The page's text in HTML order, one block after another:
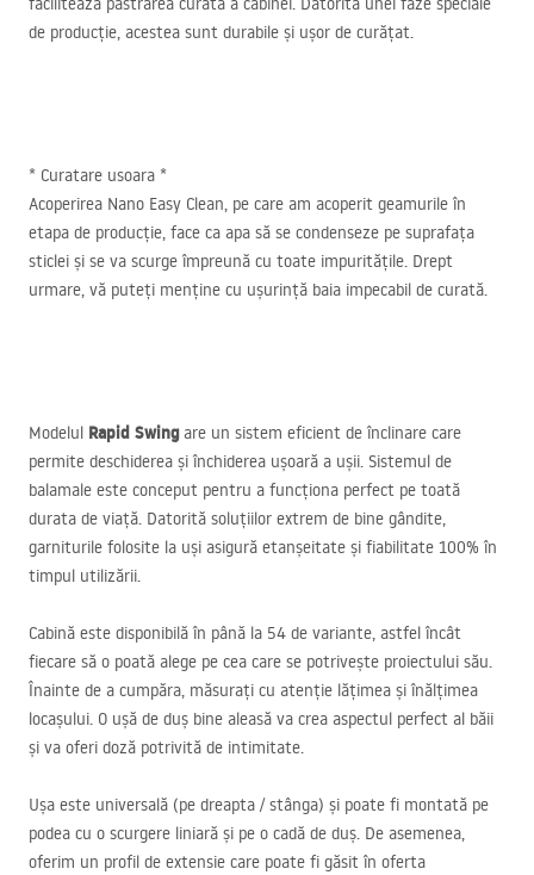
de producție, acestea sunt durabile și ușor de curățat.
* Curatare usoara *
Acoperirea Nano Easy Clean, pe care am acoperit geamurile în
etapa de producție, face ca apa să se condenseze pe suprafața
sticlei și se va scurge împreună cu toate impuritățile. Drept
urmare, vă puteți menține cu ușurință baia impecabil de curată.
Modelul Rapid Swingare un sistem eficient de înclinare care
permite deschiderea și închiderea ușoară a ușii. Sistemul de
balamale este conceput pentru a funcționa perfect pe toată
durata de viață. Datorită soluțiilor extrem de bine gândite,
garniturile folosite la uși asigură etanșeitate și fiabilitate 100% în
timpul utilizării.
Cabină este disponibilă în până la 54 de variante, astfel încât
fiecare să o poată alege pe cea care se potrivește proiectului său.
Înainte de a cumpăra, măsurați cu atenție lățimea și înălțimea
locașului. O ușă de duș bine aleasă va crea aspectul perfect al băii
și va oferi doză potrivită de intimitate.
Ușa este universală (pe dreapta / stânga) și poate fi montată pe
podea cu o scurgere liniară și pe o cadă de duș. De asemenea,
oferim un profil de extensie care poate fi găsit în oferta